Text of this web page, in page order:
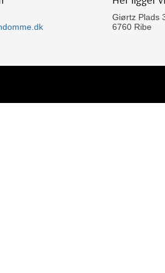
Giørtz Plads
6760 Ribe​